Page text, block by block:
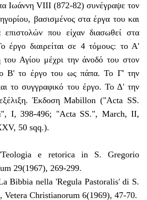
Ιωάννη VIII (872-82) συνέγραψε τον
βασισμένος στα έργα του και
που είχαν διασωθεί στα
έργο διαιρείται σε 4 τόμους: το Α'
του Αγίου μέχρι την άνοδό του στον
Β' το έργο του ως πάπα. Το Γ' την
το συγγραφικό του έργο. Το Δ' την
Έκδοση Mabillon ("Acta SS.
I, 398-496; "Acta SS.", March, II,
50 sqq.).
e retorica in S. Gregorio
29(1967), 269-299.
Bibbia nella 'Regula Pastoralis' di S.
Vetera Christianorum 6(1969), 47-70.